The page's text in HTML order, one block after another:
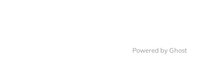
Powered by Ghost